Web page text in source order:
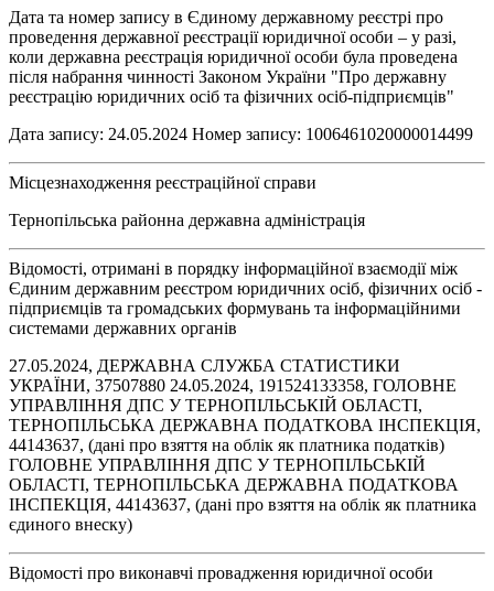
Дата та номер запису в Єдиному державному реєстрі про
проведення державної реєстрації юридичної особи – у разі,
коли державна реєстрація юридичної особи була проведена
після набрання чинності Законом України "Про державну
реєстрацію юридичних осіб та фізичних осіб-підприємців"
Дата запису: 24.05.2024 Номер запису: 1006461020000014499
Місцезнаходження реєстраційної справи
Тернопільська районна державна адміністрація
Відомості, отримані в порядку інформаційної взаємодії між
Єдиним державним реєстром юридичних осіб, фізичних осіб -
підприємців та громадських формувань та інформаційними
системами державних органів
27.05.2024, ДЕРЖАВНА СЛУЖБА СТАТИСТИКИ
УКРАЇНИ, 37507880 24.05.2024, 191524133358, ГОЛОВНЕ
УПРАВЛІННЯ ДПС У ТЕРНОПІЛЬСЬКІЙ ОБЛАСТІ,
ТЕРНОПІЛЬСЬКА ДЕРЖАВНА ПОДАТКОВА ІНСПЕКЦІЯ,
44143637, (дані про взяття на облік як платника податків)
ГОЛОВНЕ УПРАВЛІННЯ ДПС У ТЕРНОПІЛЬСЬКІЙ
ОБЛАСТІ, ТЕРНОПІЛЬСЬКА ДЕРЖАВНА ПОДАТКОВА
ІНСПЕКЦІЯ, 44143637, (дані про взяття на облік як платника
єдиного внеску)
Відомості про виконавчі провадження юридичної особи